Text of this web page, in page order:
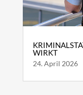
WIRKT
24. April 2026